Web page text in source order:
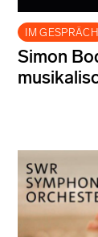
IM GESPRÄCH
Simon